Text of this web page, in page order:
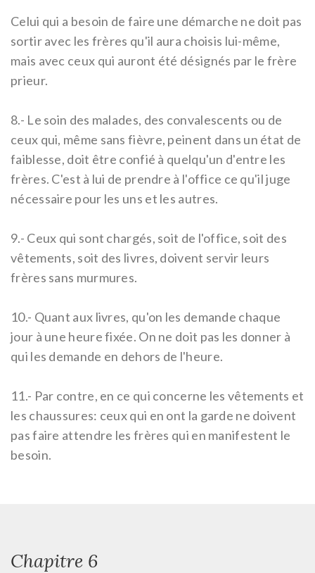
Celui qui a besoin de faire une démarche ne doit pas
sortir avec les frères qu'il aura choisis lui-même,
mais avec ceux qui auront été désignés par le frère
prieur.
8.- Le soin des malades, des convalescents ou de
ceux qui, même sans fièvre, peinent dans un état de
faiblesse, doit être confié à quelqu'un d'entre les
frères. C'est à lui de prendre à l'office ce qu'il juge
nécessaire pour les uns et les autres.
9.- Ceux qui sont chargés, soit de l'office, soit des
vêtements, soit des livres, doivent servir leurs
frères sans murmures.
10.- Quant aux livres, qu'on les demande chaque
jour à une heure fixée. On ne doit pas les donner à
qui les demande en dehors de l'heure.
11.- Par contre, en ce qui concerne les vêtements et
les chaussures: ceux qui en ont la garde ne doivent
pas faire attendre les frères qui en manifestent le
besoin.
Chapitre 6